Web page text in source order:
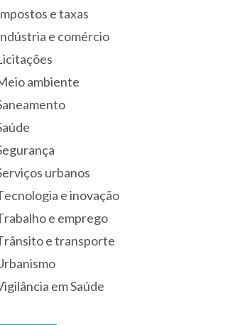
Impostos e taxas
Indústria e comércio
Licitações
Meio ambiente
Saneamento
Saúde
Segurança
Serviços urbanos
Tecnologia e inovação
Trabalho e emprego
Trânsito e transporte
Urbanismo
Vigilância em Saúde